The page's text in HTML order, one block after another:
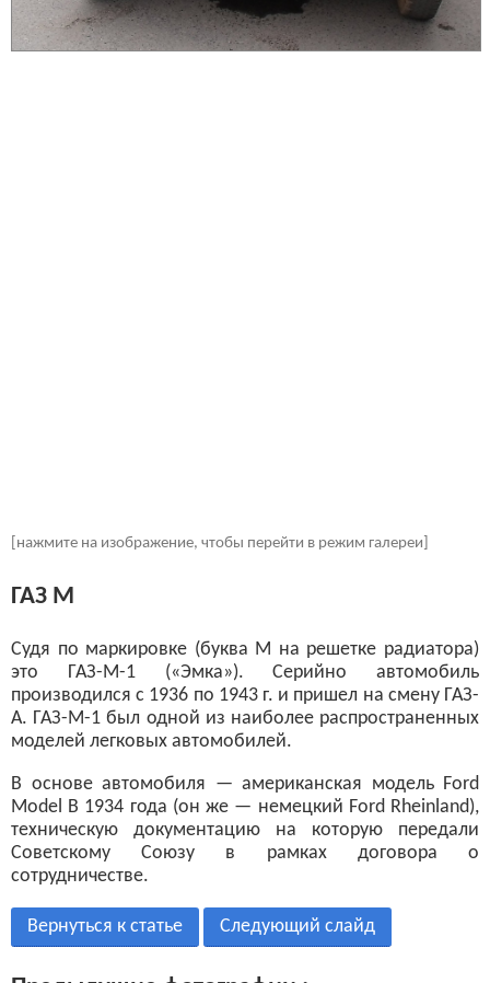
[нажмите на изображение, чтобы перейти в режим галереи]
ГАЗ М
Судя по маркировке (буква М на решетке радиатора)
это ГАЗ-М-1 («Эмка»). Серийно автомобиль
производился с 1936 по 1943 г. и пришел на смену ГАЗ-
А. ГАЗ-М-1 был одной из наиболее распространенных
моделей легковых автомобилей.
В основе автомобиля — американская модель Ford
Model B 1934 года (он же — немецкий Ford Rheinland),
техническую документацию на которую передали
Советскому Союзу в рамках договора о
сотрудничестве.
Вернуться к статье Следующий слайд